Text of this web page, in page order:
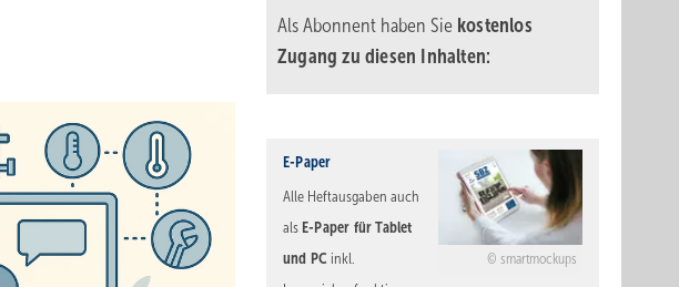
Als Abonnent haben Sie kostenlos
Zugang zu diesen Inhalten:
smartmockups
E-Paper
Alle Heftausgaben auch
als E-Paper für Tablet
und PC inkl.